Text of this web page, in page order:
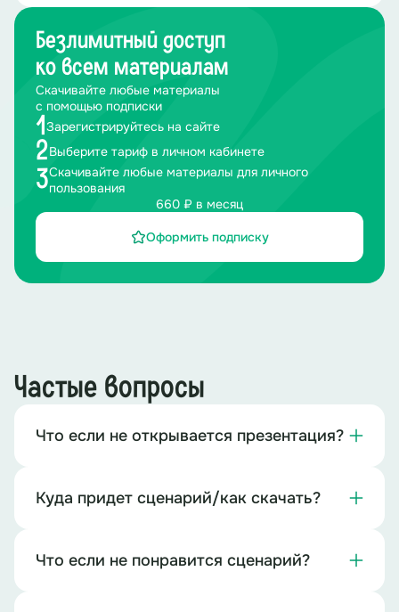
Безлимитный доступ
ко всем материалам
Скачивайте любые материалы
с помощью подписки
1 Зарегистрируйтесь на сайте
2Выберите тариф в личном кабинете
3Скачивайте любые материалы для личного
пользования
660 ₽ в месяц
Оформить подписку
Частые вопросы
Что если не открывается презентация?
Куда придет сценарий/как скачать?
Что если не понравится сценарий?